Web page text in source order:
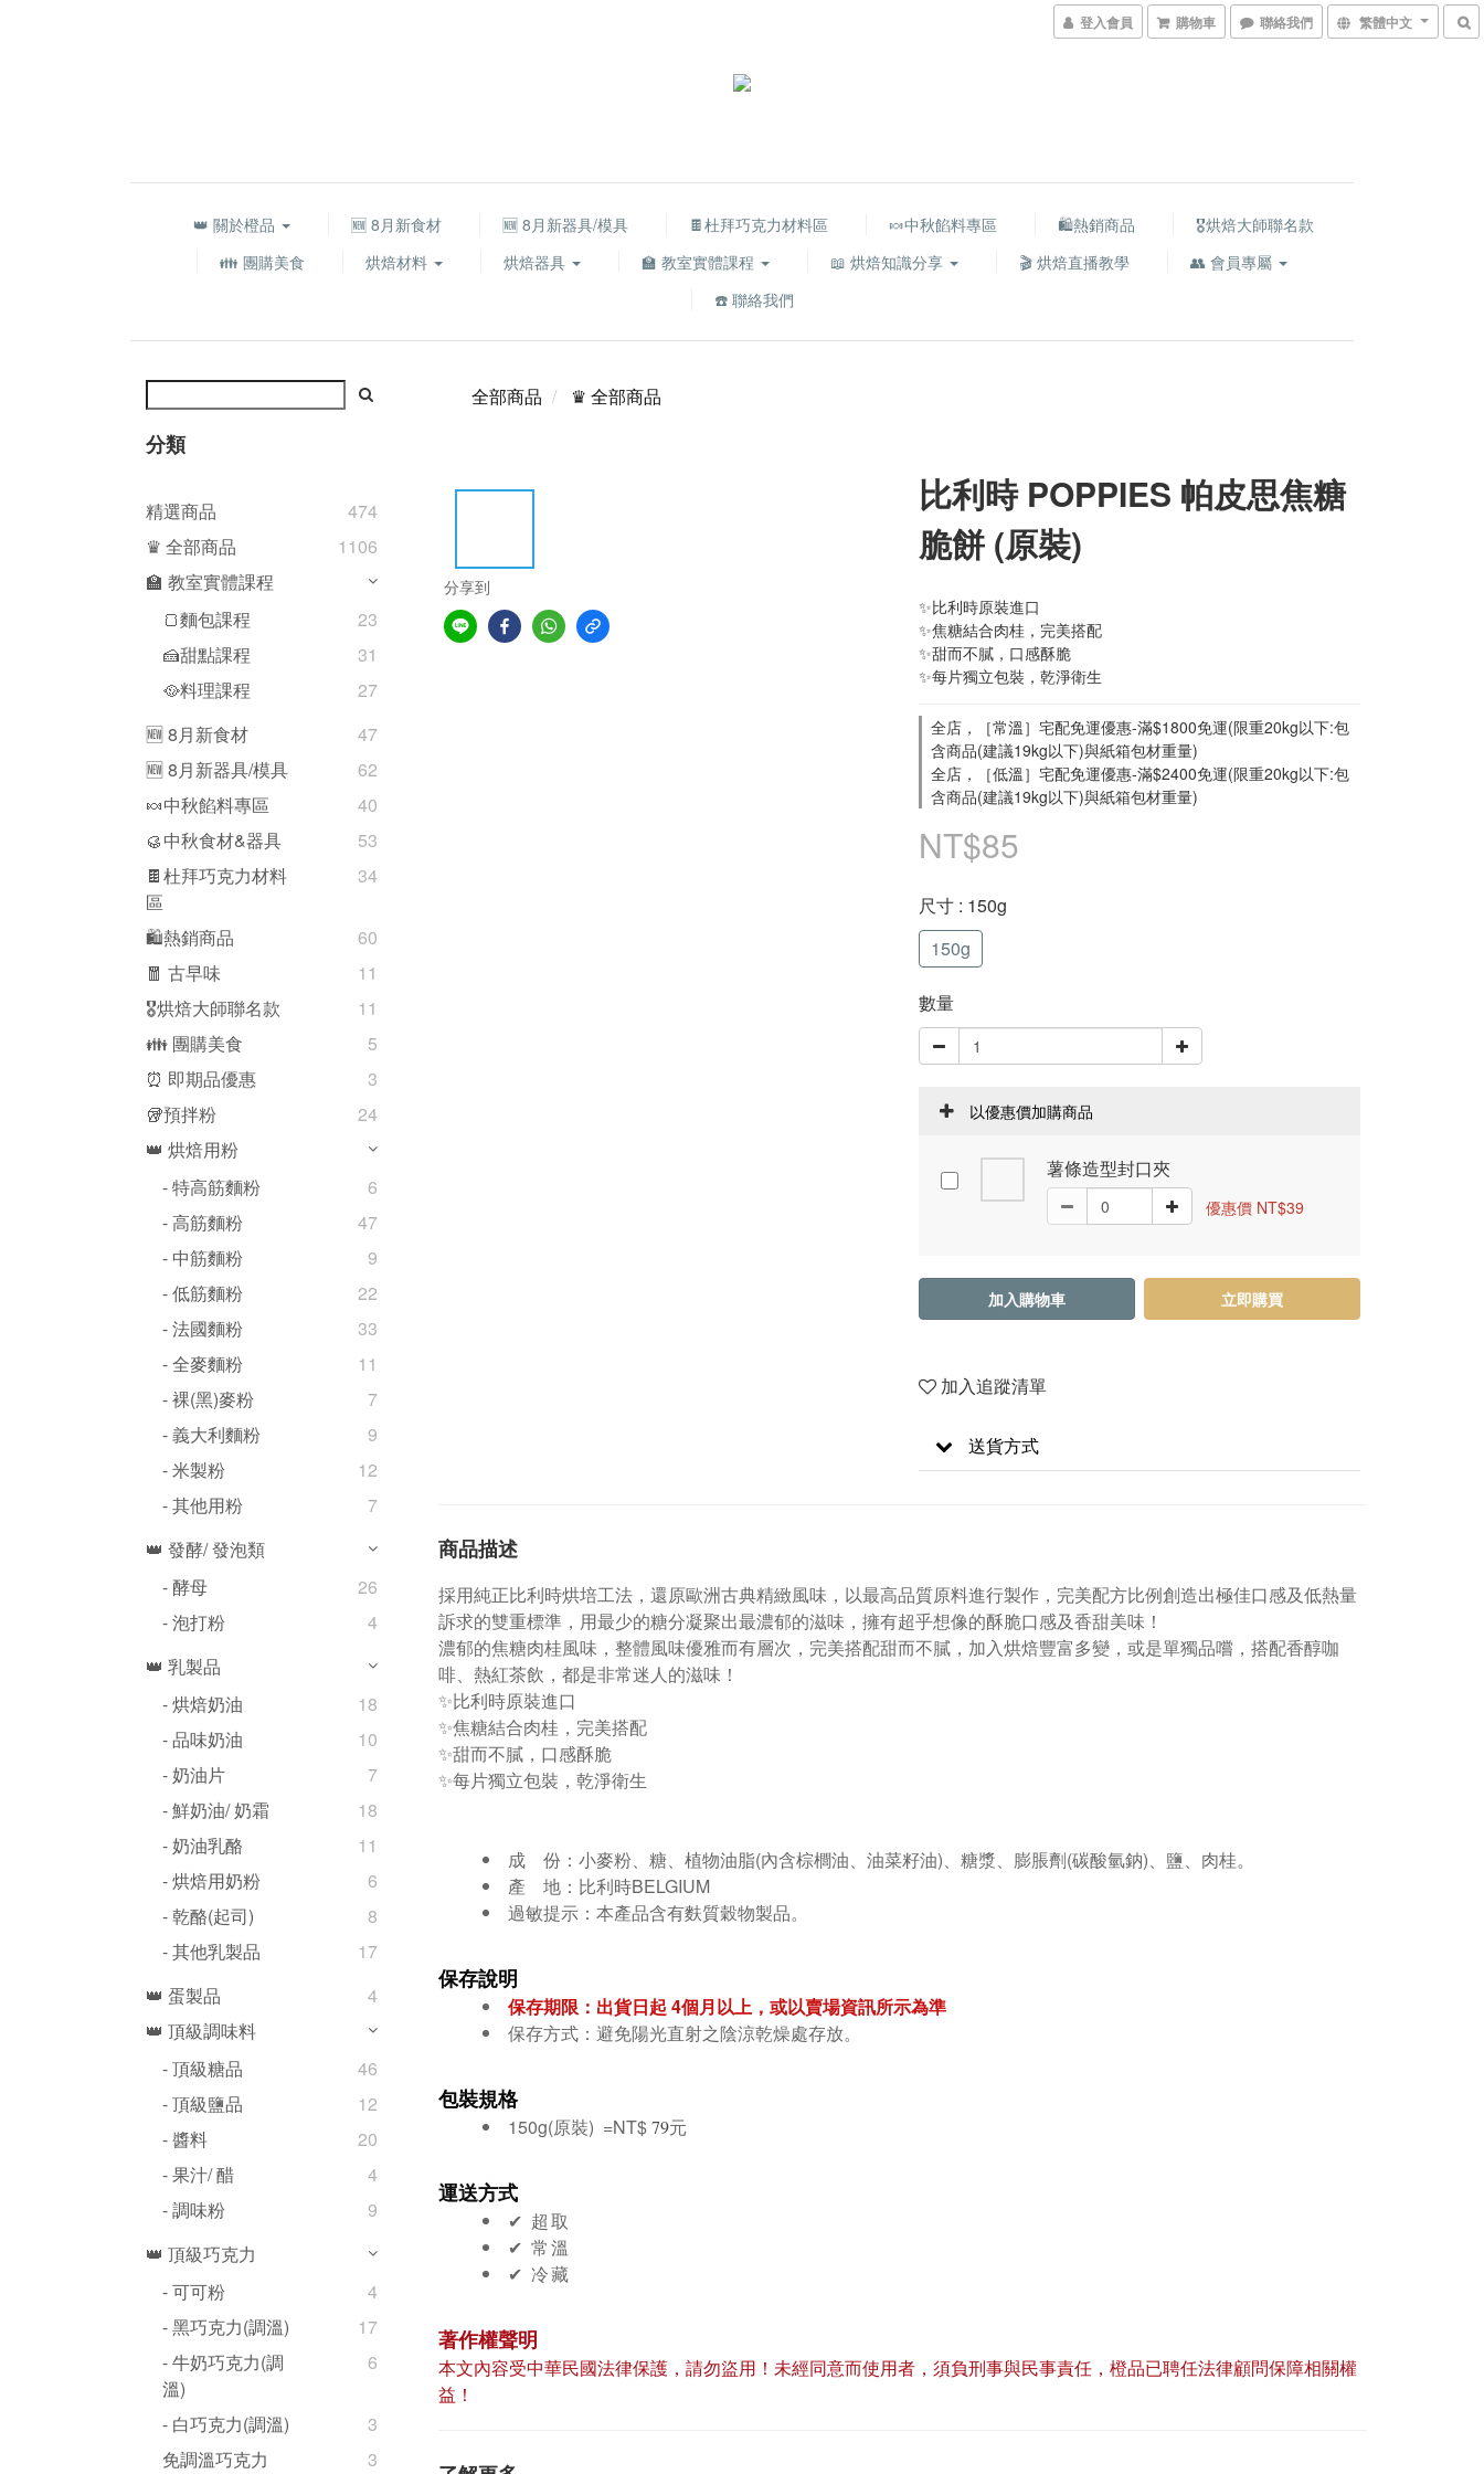
登入會員 購物車 聯絡我們 繁體中文
👑 關於橙品 🆕 8月新食材 🆕 8月新器具/模具 🍫杜拜巧克力材料區 🍬中秋餡料專區 🛍熱銷商品
🎖️烘焙大師聯名款
👪 團購美食
烘焙材料 烘焙器具 🏫 教室實體課程 📖 烘焙知識分享 🎬 烘焙直播教學
👥 會員專屬
☎️ 聯絡我們
分類
精選商品
474
♛ 全部商品
1106
🏫 教室實體課程
🍞麵包課程
23
🍰甜點課程
31
🥘料理課程
27
🆕 8月新食材
47
🆕 8月新器具/模具
62
🍬中秋餡料專區
40
🥮中秋食材&器具
53
🍫杜拜巧克力材料
區
34
🛍熱銷商品
60
🧧 古早味
11
🎖️烘焙大師聯名款
11
👪 團購美食
5
⏰ 即期品優惠
3
🥡預拌粉
24
👑 烘焙用粉
- 特高筋麵粉
6
- 高筋麵粉
47
- 中筋麵粉
9
- 低筋麵粉
22
- 法國麵粉
33
- 全麥麵粉
11
- 裸(黑)麥粉
7
- 義大利麵粉
9
- 米製粉
12
- 其他用粉
7
👑 發酵/ 發泡類
- 酵母
26
- 泡打粉
4
👑 乳製品
- 烘焙奶油
18
- 品味奶油
10
- 奶油片
7
- 鮮奶油/ 奶霜
18
- 奶油乳酪
11
- 烘焙用奶粉
6
- 乾酪(起司)
8
- 其他乳製品
17
👑 蛋製品
4
👑 頂級調味料
- 頂級糖品
46
- 頂級鹽品
12
- 醬料
20
- 果汁/ 醋
4
- 調味粉
9
👑 頂級巧克力
- 可可粉
4
- 黑巧克力(調溫)
17
- 牛奶巧克力(調
溫)
6
- 白巧克力(調溫)
3
免調溫巧克力
3
全部商品 ♛ 全部商品
分享到
比利時 POPPIES 帕皮思焦糖
脆餅 (原裝)
✨比利時原裝進口
✨焦糖結合肉桂，完美搭配
✨甜而不膩，口感酥脆
✨每片獨立包裝，乾淨衛生
全店，［常溫］宅配免運優惠-滿$1800免運(限重20kg以下:包
含商品(建議19kg以下)與紙箱包材重量)
全店，［低溫］宅配免運優惠-滿$2400免運(限重20kg以下:包
含商品(建議19kg以下)與紙箱包材重量)
NT$85
尺寸 : 150g
150g
數量
以優惠價加購商品
薯條造型封口夾
優惠價 NT$39
加入購物車 立即購買
加入追蹤清單
送貨方式
商品描述
採用純正比利時烘培工法，還原歐洲古典精緻風味，以最高品質原料進行製作，完美配方比例創造出極佳口感及低熱量
訴求的雙重標準，用最少的糖分凝聚出最濃郁的滋味，擁有超乎想像的酥脆口感及香甜美味！
濃郁的焦糖肉桂風味，整體風味優雅而有層次，完美搭配甜而不膩，加入烘焙豐富多變，或是單獨品嚐，搭配香醇咖
啡、熱紅茶飲，都是非常迷人的滋味！
✨比利時原裝進口
✨焦糖結合肉桂，完美搭配
✨甜而不膩，口感酥脆
✨每片獨立包裝，乾淨衛生
成 份：小麥粉、糖、植物油脂(內含棕櫚油、油菜籽油)、糖漿、膨脹劑(碳酸氫鈉)、鹽、肉桂。
產 地：比利時BELGIUM
過敏提示： 本產品含有麩質穀物製品。
保存說明
保存期限：出貨日起 4個月以上，或以賣場資訊所示為準
保存方式：避免陽光直射之陰涼乾燥處存放。
包裝規格
150g(原裝) =NT$79元
運送方式
✔︎ 超取
✔︎ 常溫
✔︎ 冷藏
著作權聲明
本文內容受中華民國法律保護，請勿盜用！未經同意而使用者，須負刑事與民事責任，橙品已聘任法律顧問保障相關權
益！